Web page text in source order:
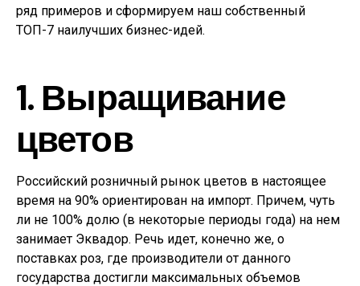
ряд примеров и сформируем наш собственный
ТОП-7 наилучших бизнес-идей.
1. Выращивание
цветов
Российский розничный рынок цветов в настоящее
время на 90% ориентирован на импорт. Причем, чуть
ли не 100% долю (в некоторые периоды года) на нем
занимает Эквадор. Речь идет, конечно же, о
поставках роз, где производители от данного
государства достигли максимальных объемов